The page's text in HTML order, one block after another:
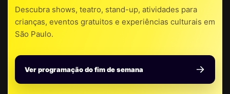
Descubra shows, teatro, stand-up, atividades para
crianças, eventos gratuitos e experiências culturais em
São Paulo.
Ver programação do fim de semana